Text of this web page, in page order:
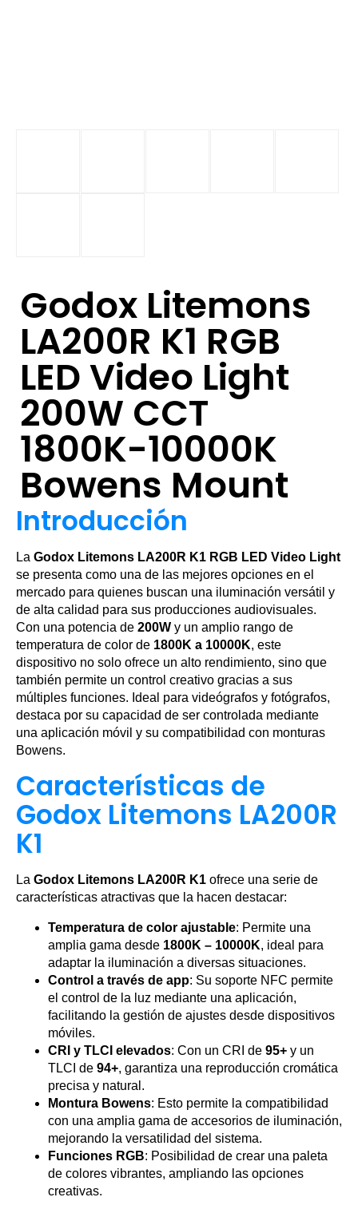
Godox Litemons
LA200R K1 RGB
LED Video Light
200W CCT
1800K-10000K
Bowens Mount
Introducción
La Godox Litemons LA200R K1 RGB LED Video Light
se presenta como una de las mejores opciones en el
mercado para quienes buscan una iluminación versátil y
de alta calidad para sus producciones audiovisuales.
Con una potencia de 200W y un amplio rango de
temperatura de color de 1800K a 10000K, este
dispositivo no solo ofrece un alto rendimiento, sino que
también permite un control creativo gracias a sus
múltiples funciones. Ideal para videógrafos y fotógrafos,
destaca por su capacidad de ser controlada mediante
una aplicación móvil y su compatibilidad con monturas
Bowens.
Características de
Godox Litemons LA200R
K1
La Godox Litemons LA200R K1 ofrece una serie de
características atractivas que la hacen destacar:
Temperatura de color ajustable: Permite una
amplia gama desde 1800K – 10000K, ideal para
adaptar la iluminación a diversas situaciones.
Control a través de app: Su soporte NFC permite
el control de la luz mediante una aplicación,
facilitando la gestión de ajustes desde dispositivos
móviles.
CRI y TLCI elevados: Con un CRI de 95+ y un
TLCI de 94+, garantiza una reproducción cromática
precisa y natural.
Montura Bowens: Esto permite la compatibilidad
con una amplia gama de accesorios de iluminación,
mejorando la versatilidad del sistema.
Funciones RGB: Posibilidad de crear una paleta
de colores vibrantes, ampliando las opciones
creativas.